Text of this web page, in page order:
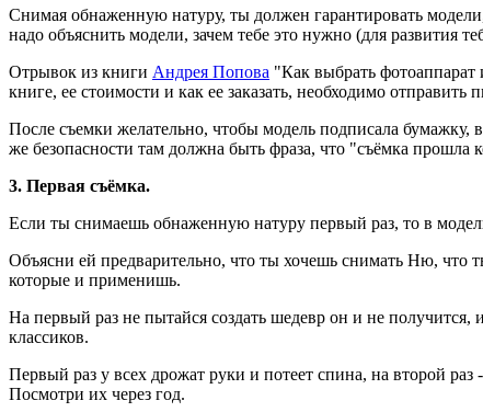
Снимая обнаженную натуру, ты должен гарантировать
надо объяснить модели, зачем тебе это нужно (для развития
Отрывок из книги Андрея Попова "Как выбрать фотоаппарат
книге, ее стоимости и как ее заказать, необходимо
После съемки желательно, чтобы модель подписала бумажку,
же безопасности там должна быть фраза, что "съёмка прошла
3. Первая съёмка.
Если ты снимаешь обнаженную натуру первый раз, то в
Объясни ей предварительно, что ты хочешь снимать Ню, что
которые и применишь.
На первый раз не пытайся создать шедевр он и не
классиков.
Первый раз у всех дрожат руки и потеет спина, на второй
Посмотри их через год.